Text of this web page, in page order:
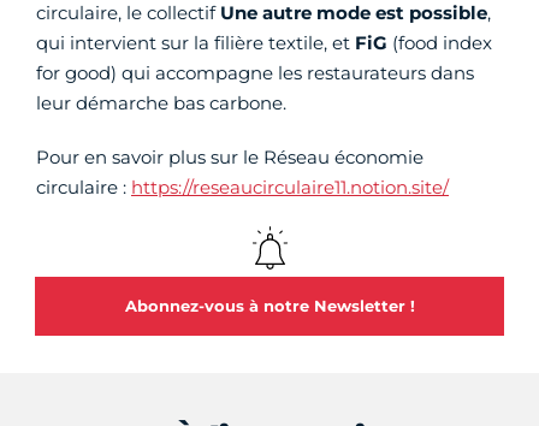
circulaire, le collectif Une autre mode est possible,
qui intervient sur la filière textile, et FiG (food index
for good) qui accompagne les restaurateurs dans
leur démarche bas carbone.
Pour en savoir plus sur le Réseau économie
circulaire : https://reseaucirculaire11.notion.site/
Abonnez-vous à notre Newsletter !